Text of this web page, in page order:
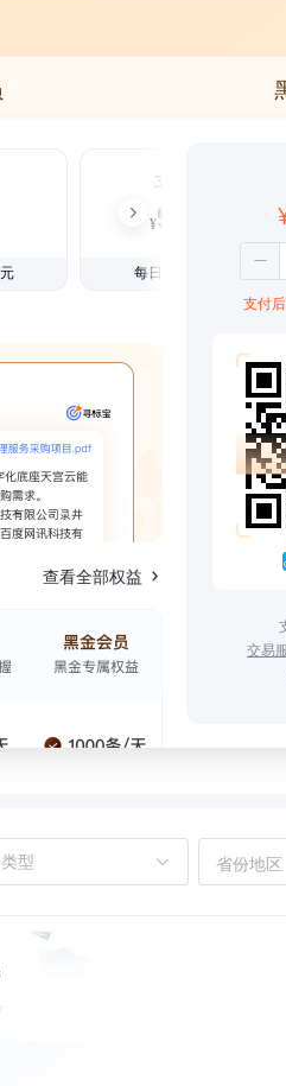
3个月
¥99
每日仅1.08元
查看全部权益
支付
交易
省份地区